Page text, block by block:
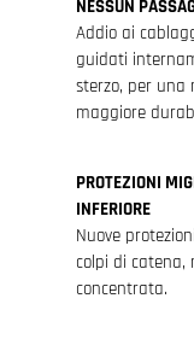
NESSUN
Addio ai
guidati
sterzo, per una
maggiore
PROTEZIONI
INFERIORE
Nuove
colpi di
concentrata.